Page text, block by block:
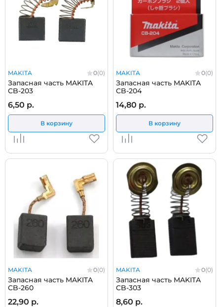
MAKITA 0(0)
Запасная часть MAKITA
CB-203
6,50 р.
В корзину
MAKITA 0(0)
Запасная часть MAKITA
CB-204
14,80 р.
В корзину
MAKITA 0(0)
Запасная часть MAKITA
CB-260
22,90 р.
MAKITA 0(0)
Запасная часть MAKITA
CB-303
8,60 р.